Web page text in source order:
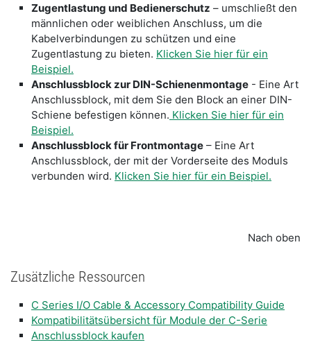
Zugentlastung und Bedienerschutz – umschließt den
männlichen oder weiblichen Anschluss, um die
Kabelverbindungen zu schützen und eine
Zugentlastung zu bieten. Klicken Sie hier für ein
Beispiel.
Anschlussblock zur DIN-Schienenmontage - Eine Art
Anschlussblock, mit dem Sie den Block an einer DIN-
Schiene befestigen können. Klicken Sie hier für ein
Beispiel.
Anschlussblock für Frontmontage – Eine Art
Anschlussblock, der mit der Vorderseite des Moduls
verbunden wird. Klicken Sie hier für ein Beispiel.
Nach oben
Zusätzliche Ressourcen
C Series I/O Cable & Accessory Compatibility Guide
Kompatibilitätsübersicht für Module der C-Serie
Anschlussblock kaufen